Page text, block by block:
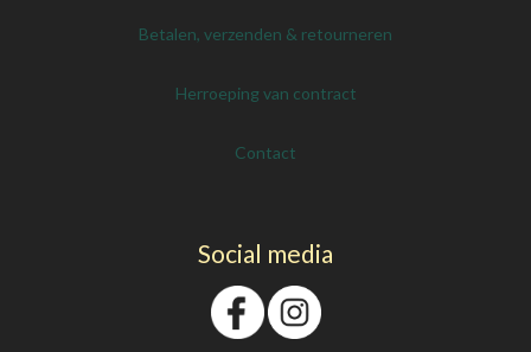
Betalen, verzenden & retourneren
Herroeping van contract
Contact
Social media